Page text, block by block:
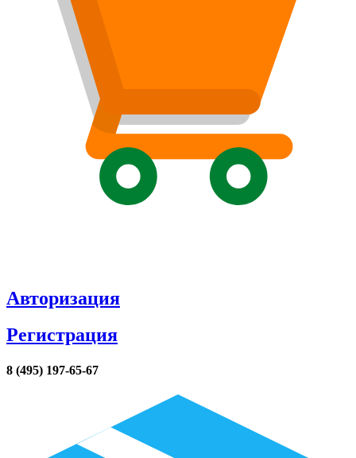
Авторизация
Регистрация
8 (495) 197-65-67